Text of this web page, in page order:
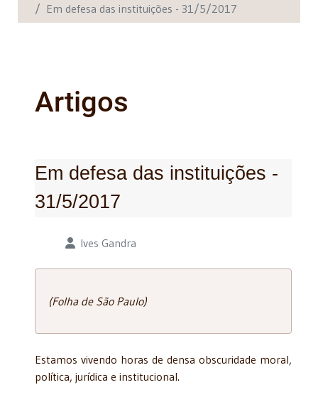
Em defesa das instituições - 31/5/2017
Artigos
Em defesa das instituições -
31/5/2017
Detalhes Ives Gandra
(Folha de São Paulo)
Estamos vivendo horas de densa obscuridade moral,
política, jurídica e institucional.